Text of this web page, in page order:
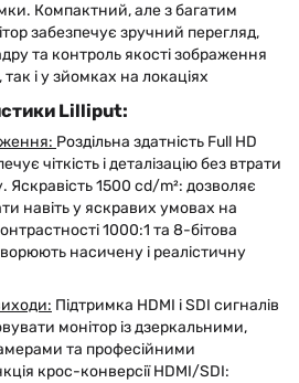
Компактний, але з багатим
забезпечує зручний перегляд,
та контроль якості зображення
і у зйомках на локаціях
Lilliput:
Роздільна здатність Full HD
чіткість і деталізацію без втрати
Яскравість 1500 cd/m²: дозволяє
навіть у яскравих умовах на
1000:1 та 8-бітова
насичену і реалістичну
Підтримка HDMI і SDI сигналів
монітор із дзеркальними,
та професійними
крос-конверсії HDMI/SDI: